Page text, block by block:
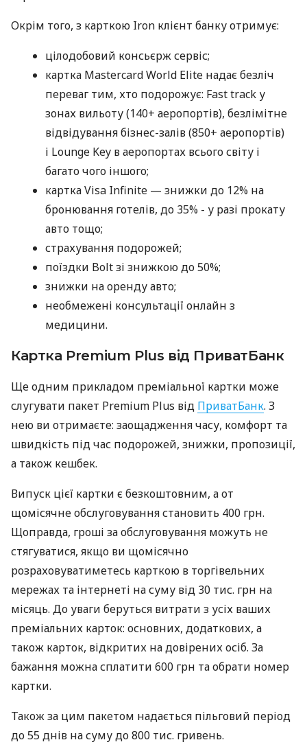
Окрім того, з карткою Iron клієнт банку отримує:
цілодобовий консьєрж сервіс;
картка Mastercard World Elite надає безліч
переваг тим, хто подорожує: Fast track у
зонах вильоту (140+ аеропортів), безлімітне
відвідування бізнес-залів (850+ аеропортів)
і Lounge Key в аеропортах всього світу і
багато чого іншого;
картка Visa Infinite — знижки до 12% на
бронювання готелів, до 35% - у разі прокату
авто тощо;
страхування подорожей;
поїздки Bolt зі знижкою до 50%;
знижки на оренду авто;
необмежені консультації онлайн з
медицини.
Картка Premium Plus від ПриватБанк
Ще одним прикладом преміальної картки може
слугувати пакет Premium Plus від ПриватБанк. З
нею ви отримаєте: заощадження часу, комфорт та
швидкість під час подорожей, знижки, пропозиції,
а також кешбек.
Випуск цієї картки є безкоштовним, а от
щомісячне обслуговування становить 400 грн.
Щоправда, гроші за обслуговування можуть не
стягуватися, якщо ви щомісячно
розраховуватиметесь карткою в торгівельних
мережах та інтернеті на суму від 30 тис. грн на
місяць. До уваги беруться витрати з усіх ваших
преміальних карток: основних, додаткових, а
також карток, відкритих на довірених осіб. За
бажання можна сплатити 600 грн та обрати номер
картки.
Також за цим пакетом надається пільговий період
до 55 днів на суму до 800 тис. гривень.